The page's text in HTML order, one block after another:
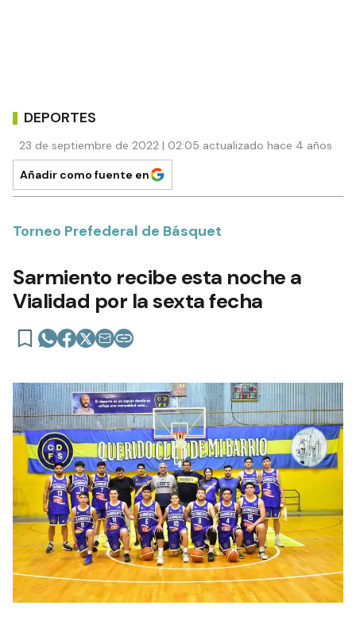
DEPORTES
23 de septiembre de 2022 | 02:05 actualizado hace 4 años
Añadir como fuente en
Torneo Prefederal de Básquet
Sarmiento recibe esta noche a
Vialidad por la sexta fecha